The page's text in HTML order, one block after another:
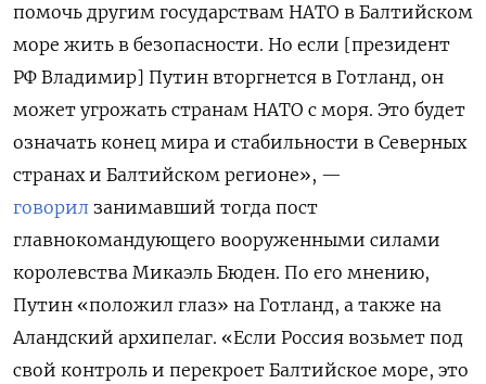
помочь другим государствам НАТО в Балтийском
море жить в безопасности. Но если [президент
РФ Владимир] Путин вторгнется в Готланд, он
может угрожать странам НАТО с моря. Это будет
означать конец мира и стабильности в Северных
странах и Балтийском регионе», —
говорил занимавший тогда пост
главнокомандующего вооруженными силами
королевства Микаэль Бюден. По его мнению,
Путин «положил глаз» на Готланд, а также на
Аландский архипелаг. «Если Россия возьмет под
свой контроль и перекроет Балтийское море, это